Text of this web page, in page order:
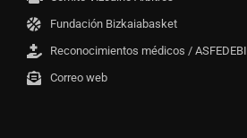
Fundación Bizkaiabasket
Reconocimientos médicos / ASFEDEBI
Correo web